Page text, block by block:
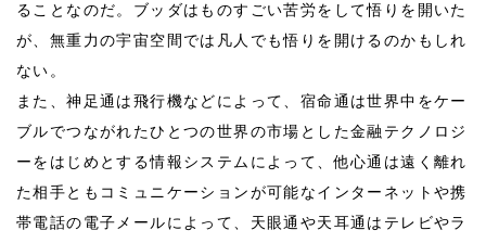
ることなのだ。ブッダはものすごい苦労をして悟りを開いた
が、無重力の宇宙空間では凡人でも悟りを開けるのかもしれ
ない。
また、神足通は飛行機などによって、宿命通は世界中をケー
ブルでつながれたひとつの世界の市場とした金融テクノロジ
ーをはじめとする情報システムによって、他心通は遠く離れ
た相手ともコミュニケーションが可能なインターネットや携
帯電話の電子メールによって、天眼通や天耳通はテレビやラ